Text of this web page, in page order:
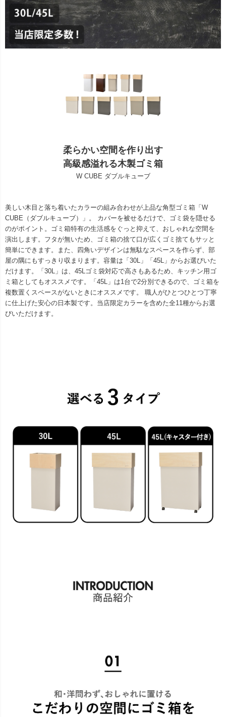
柔らかい空間を作り出す
高級感溢れる木製ゴミ箱
W CUBE ダブルキューブ
美しい木目と落ち着いたカラーの組み合わせが上品な角型ゴミ箱「W
CUBE（ダブルキューブ）」。 カバーを被せるだけで、ゴミ袋を隠せる
のがポイント。ゴミ箱特有の生活感をぐっと抑えて、おしゃれな空間を
演出します。フタが無いため、ゴミ箱の捨て口が広くゴミ捨てもサッと
簡単にできます。また、四角いデザインは無駄なスペースを作らず、部
屋の隅にもすっきり収まります。容量は「30L」「45L」からお選びいた
だけます。「30L」は、45Lゴミ袋対応で高さもあるため、キッチン用ゴ
ミ箱としてもオススメです。「45L」は1台で2分別できるので、ゴミ箱を
複数置くスペースがないときにオススメです。 職人がひとつひとつ丁寧
に仕上げた安心の日本製です。当店限定カラーを含めた全11種からお選
びいただけます。